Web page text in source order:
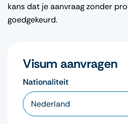
kans dat je aanvraag zonder
goedgekeurd.
Visum aanvragen
Nationaliteit